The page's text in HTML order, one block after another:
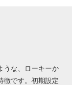
うな、ローキーか
徴です。初期設定